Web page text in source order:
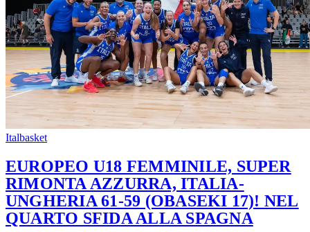
Italbasket
EUROPEO U18 FEMMINILE, SUPER
RIMONTA AZZURRA, ITALIA-
UNGHERIA 61-59 (OBASEKI 17)! NEL
QUARTO SFIDA ALLA SPAGNA